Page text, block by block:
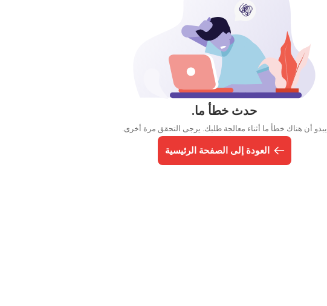
حدث خطأ ما.
يبدو أن هناك خطأ ما أثناء معالجة طلبك. يرجى التحقق مرة أخرى.
العودة إلى الصفحة الرئيسية